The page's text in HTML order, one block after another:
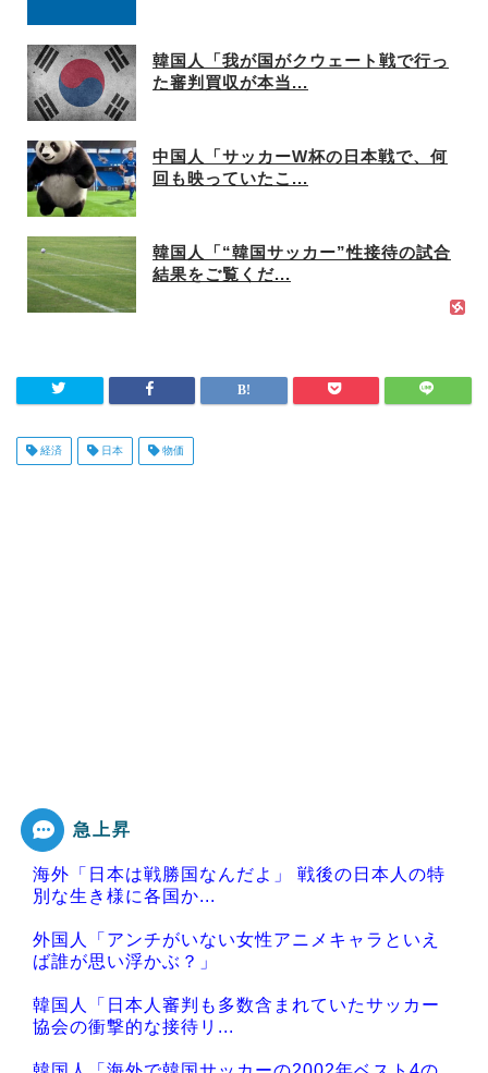
韓国人「我が国がクウェート戦で行っ
た審判買収が本当...
中国人「サッカーW杯の日本戦で、何
回も映っていたこ...
韓国人「“韓国サッカー”性接待の試合
結果をご覧くだ...
経済 日本 物価
急上昇
海外「日本は戦勝国なんだよ」 戦後の日本人の特
別な生き様に各国か...
外国人「アンチがいない女性アニメキャラといえ
ば誰が思い浮かぶ？」
韓国人「日本人審判も多数含まれていたサッカー
協会の衝撃的な接待リ...